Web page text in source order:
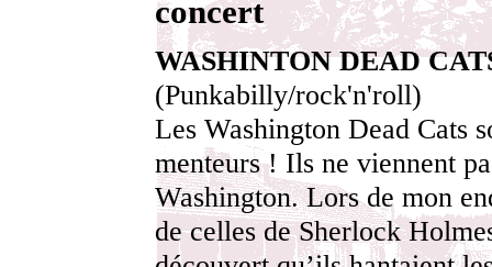
concert
WASHINTON DEAD
(Punkabilly/rock'n'roll)
Les Washington Dead Cats
menteurs ! Ils ne viennent
Washington. Lors de mon
de celles de Sherlock